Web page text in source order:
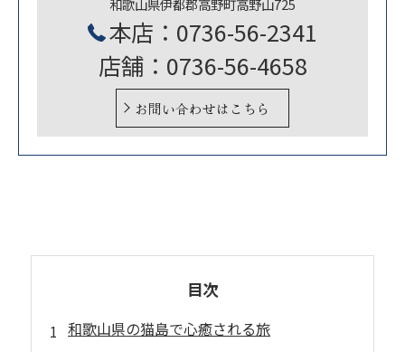
本店：0736-56-2341
店舗：0736-56-4658
お問い合わせはこちら
目次
和歌山県の猫島で心癒される旅